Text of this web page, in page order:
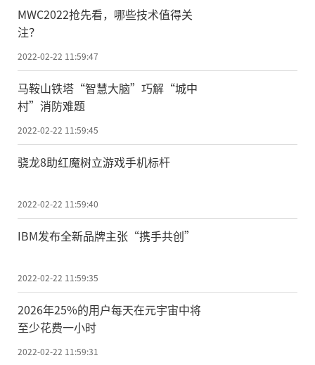
MWC2022抢先看，哪些技术值得关
注？
2022-02-22 11:59:47
马鞍山铁塔“智慧大脑”巧解“城中
村”消防难题
2022-02-22 11:59:45
骁龙8助红魔树立游戏手机标杆
2022-02-22 11:59:40
IBM发布全新品牌主张“携手共创”
2022-02-22 11:59:35
2026年25%的用户每天在元宇宙中将
至少花费一小时
2022-02-22 11:59:31